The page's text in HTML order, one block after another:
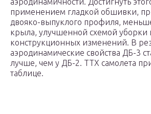
применением гладкой обшивки,
двояко-выпуклого профиля,
крыла, улучшенной схемой уборки
конструкционных изменений. В
аэродинамические свойства ДБ-3
лучше, чем у ДБ-2. ТТХ самолета
таблице.